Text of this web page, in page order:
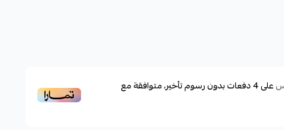
على4دفعات بدون رسوم تأخير، متوافقة مع